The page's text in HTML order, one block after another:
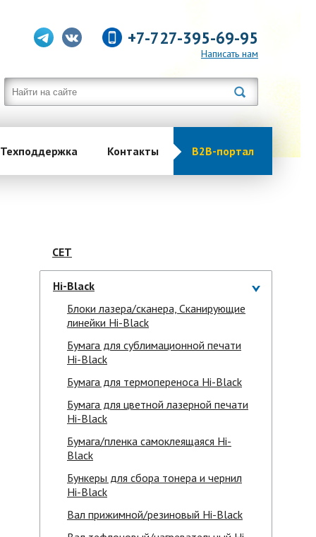
+7-727-395-69-95
Написать нам
Техподдержка Контакты B2B-портал
CET
Hi-Black
Блоки лазера/сканера, Сканирующие
линейки Hi-Black
Бумага для сублимационной печати
Hi-Black
Бумага для термопереноса Hi-Black
Бумага для цветной лазерной печати
Hi-Black
Бумага/пленка самоклеящаяся Hi-
Black
Бункеры для сбора тонера и чернил
Hi-Black
Вал прижимной/резиновый Hi-Black